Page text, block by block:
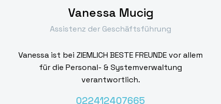
Vanessa Mucig
Assistenz der Geschäftsführung
Vanessa ist bei ZIEMLICH BESTE FREUNDE vor allem
für die Personal- & Systemverwaltung
verantwortlich.
022412407665